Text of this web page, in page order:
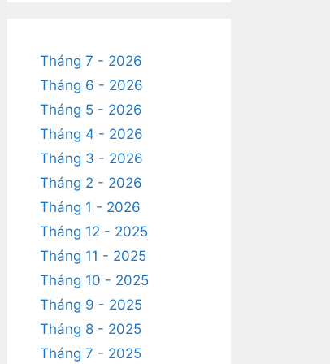
Tháng 7 - 2026
Tháng 6 - 2026
Tháng 5 - 2026
Tháng 4 - 2026
Tháng 3 - 2026
Tháng 2 - 2026
Tháng 1 - 2026
Tháng 12 - 2025
Tháng 11 - 2025
Tháng 10 - 2025
Tháng 9 - 2025
Tháng 8 - 2025
Tháng 7 - 2025